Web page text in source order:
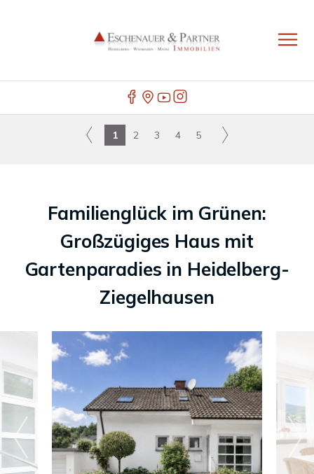
1 2 3 4 5
Familienglück im Grünen:
Großzügiges Haus mit
Gartenparadies in Heidelberg-
Ziegelhausen